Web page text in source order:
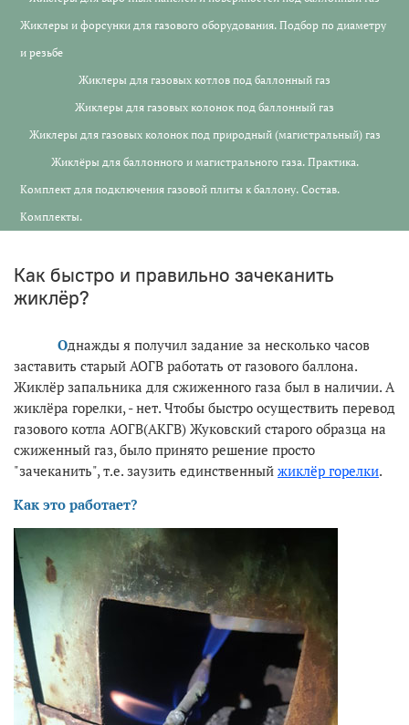
Жиклеры и форсунки для газового оборудования. Подбор по диаметру
и резьбе
Жиклеры для газовых котлов под баллонный газ
Жиклеры для газовых колонок под баллонный газ
Жиклеры для газовых колонок под природный (магистральный) газ
Жиклёры для баллонного и магистрального газа. Практика.
Комплект для подключения газовой плиты к баллону. Состав.
Комплекты.
Как быстро и правильно зачеканить
жиклёр?
Однажды я получил задание за несколько часов
заставить старый АОГВ работать от газового баллона.
Жиклёр запальника для сжиженного газа был в наличии. А
жиклёра горелки, - нет. Чтобы быстро осуществить перевод
газового котла АОГВ(АКГВ) Жуковский старого образца на
сжиженный газ, было принято решение просто
"зачеканить", т.е. заузить единственный жиклёр горелки.
Как это работает?